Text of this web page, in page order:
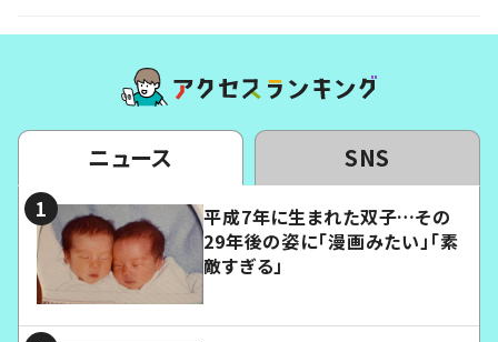
ニュース SNS
平成7年に生まれた双子…その
29年後の姿に「漫画みたい」「素
敵すぎる」